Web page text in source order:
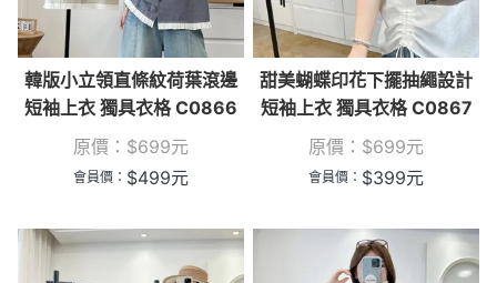
韓版小立領直條紋荷葉滾邊
短袖上衣 獨具衣格 C0866
原價： $699元
會員價： $499元
甜美蝴蝶印花下擺抽繩設計
短袖上衣 獨具衣格 C0867
原價： $699元
會員價： $399元